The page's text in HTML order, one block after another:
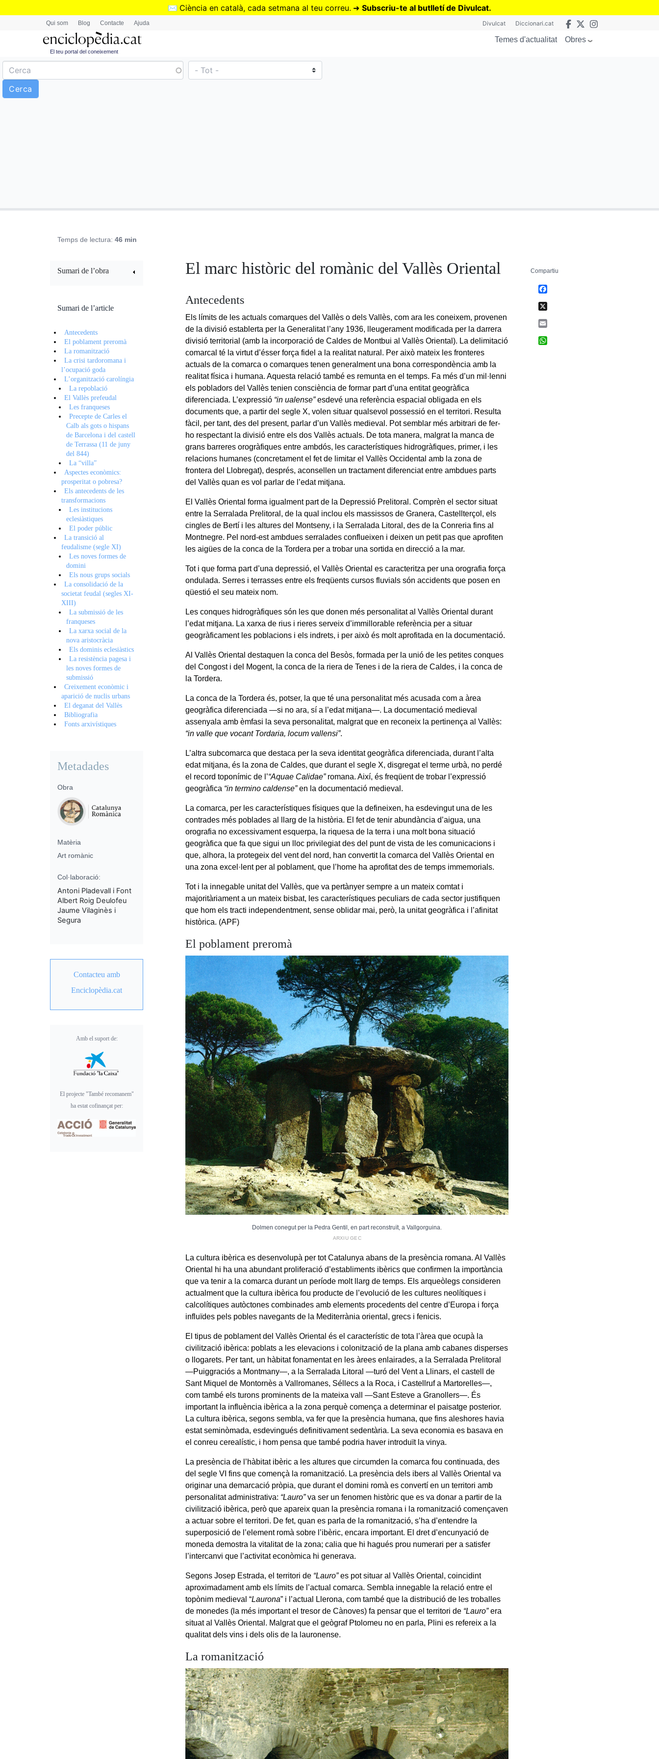
Vés
✉️ Ciència en català, cada setmana al teu correu. ➜ Subscriu-te al butlletí de Divulcat.
Qui som Blog Contacte Ajuda Divulcat Diccionari.cat
El teu portal del coneixement
Temes d'actualitat Obres
Temps de lectura: 46 min
El marc històric del romànic del Vallès Oriental
Antecedents
Els límits de les actuals comarques del Vallès o dels Vallès, com ara les coneixem, provenen
de la divisió establerta per la Generalitat l’any 1936, lleugerament modificada per la darrera
divisió territorial (amb la incorporació de Caldes de Montbui al Vallès Oriental). La delimitació
comarcal té la virtut d’ésser força fidel a la realitat natural. Per això mateix les fronteres
actuals de la comarca o comarques tenen generalment una bona correspondència amb la
realitat física i humana. Aquesta relació també es remunta en el temps. Fa més d’un mil·lenni
els pobladors del Vallès tenien consciència de formar part d’una entitat geogràfica
diferenciada. L’expressió “in ualense”esdevé una referència espacial obligada en els
documents que, a partir del segle X, volen situar qualsevol possessió en el territori. Resulta
fàcil, per tant, des del present, parlar d’un Vallès medieval. Pot semblar més arbitrari de fer-
ho respectant la divisió entre els dos Vallès actuals. De tota manera, malgrat la manca de
grans barreres orogràfiques entre ambdós, les característiques hidrogràfiques, primer, i les
relacions humanes (concretament el fet de limitar el Vallès Occidental amb la zona de
frontera del Llobregat), després, aconsellen un tractament diferenciat entre ambdues parts
del Vallès quan es vol parlar de l’edat mitjana.
El Vallès Oriental forma igualment part de la Depressió Prelitoral. Comprèn el sector situat
entre la Serralada Prelitoral, de la qual inclou els massissos de Granera, Castellterçol, els
cingles de Bertí i les altures del Montseny, i la Serralada Litoral, des de la Conreria fins al
Montnegre. Pel nord-est ambdues serralades conflueixen i deixen un petit pas que aprofiten
les aigües de la conca de la Tordera per a trobar una sortida en direcció a la mar.
Tot i que forma part d’una depressió, el Vallès Oriental es caracteritza per una orografia força
ondulada. Serres i terrasses entre els freqüents cursos fluvials són accidents que posen en
qüestió el seu mateix nom.
Les conques hidrogràfiques són les que donen més personalitat al Vallès Oriental durant
l’edat mitjana. La xarxa de rius i rieres serveix d’immillorable referència per a situar
geogràficament les poblacions i els indrets, i per això és molt aprofitada en la documentació.
Al Vallès Oriental destaquen la conca del Besòs, formada per la unió de les petites conques
del Congost i del Mogent, la conca de la riera de Tenes i de la riera de Caldes, i la conca de
la Tordera.
La conca de la Tordera és, potser, la que té una personalitat més acusada com a àrea
geogràfica diferenciada —si no ara, sí a l’edat mitjana—. La documentació medieval
assenyala amb èmfasi la seva personalitat, malgrat que en reconeix la pertinença al Vallès:
“in valle que vocant Tordaria, locum vallensi”.
L’altra subcomarca que destaca per la seva identitat geogràfica diferenciada, durant l’alta
edat mitjana, és la zona de Caldes, que durant el segle X, disgregat el terme urbà, no perdé
el record toponímic de l’“Aquae Calidae”romana. Així, és freqüent de trobar l’expressió
geogràfica “in termino caldense”en la documentació medieval.
La comarca, per les característiques físiques que la defineixen, ha esdevingut una de les
contrades més poblades al llarg de la història. El fet de tenir abundància d’aigua, una
orografia no excessivament esquerpa, la riquesa de la terra i una molt bona situació
geogràfica que fa que sigui un lloc privilegiat des del punt de vista de les comunicacions i
que, alhora, la protegeix del vent del nord, han convertit la comarca del Vallès Oriental en
una zona excel·lent per al poblament, que l’home ha aprofitat des de temps immemorials.
Tot i la innegable unitat del Vallès, que va pertànyer sempre a un mateix comtat i
majoritàriament a un mateix bisbat, les característiques peculiars de cada sector justifiquen
que hom els tracti independentment, sense oblidar mai, però, la unitat geogràfica i l’afinitat
històrica. (APF)
El poblament preromà
Dolmen conegut per la Pedra Gentil, en part reconstruït, a Vallgorguina.
ARXIU GEC
La cultura ibèrica es desenvolupà per tot Catalunya abans de la presència romana. Al Vallès
Oriental hi ha una abundant proliferació d’establiments ibèrics que confirmen la importància
que va tenir a la comarca durant un període molt llarg de temps. Els arqueòlegs consideren
actualment que la cultura ibèrica fou producte de l’evolució de les cultures neolítiques i
calcolítiques autòctones combinades amb elements procedents del centre d’Europa i força
influïdes pels pobles navegants de la Mediterrània oriental, grecs i fenicis.
El tipus de poblament del Vallès Oriental és el característic de tota l’àrea que ocupà la
civilització ibèrica: poblats a les elevacions i colonització de la plana amb cabanes disperses
o llogarets. Per tant, un hàbitat fonamentat en les àrees enlairades, a la Serralada Prelitoral
—Puiggraciós a Montmany—, a la Serralada Litoral —turó del Vent a Llinars, el castell de
Sant Miquel de Montornès a Vallromanes, Séllecs a la Roca, i Castellruf a Martorelles—,
com també els turons prominents de la mateixa vall —Sant Esteve a Granollers—. És
important la influència ibèrica a la zona perquè comença a determinar el paisatge posterior.
La cultura ibèrica, segons sembla, va fer que la presència humana, que fins aleshores havia
estat seminòmada, esdevingués definitivament sedentària. La seva economia es basava en
el conreu cerealístic, i hom pensa que també podria haver introduït la vinya.
La presència de l’hàbitat ibèric a les altures que circumden la comarca fou continuada, des
del segle VI fins que començà la romanització. La presència dels ibers al Vallès Oriental va
originar una demarcació pròpia, que durant el domini romà es convertí en un territori amb
personalitat administrativa: “Lauro”va ser un fenomen històric que es va donar a partir de la
civilització ibèrica, però que apareix quan la presència romana i la romanització començaven
a actuar sobre el territori. De fet, quan es parla de la romanització, s’ha d’entendre la
superposició de l’element romà sobre l’ibèric, encara important. El dret d’encunyació de
moneda demostra la vitalitat de la zona; calia que hi hagués prou numerari per a satisfer
l’intercanvi que l’activitat econòmica hi generava.
Segons Josep Estrada, el territori de “Lauro”es pot situar al Vallès Oriental, coincidint
aproximadament amb els límits de l’actual comarca. Sembla innegable la relació entre el
topònim medieval “Laurona” i l’actual Llerona, com també que la distribució de les troballes
de monedes (la més important el tresor de Cànoves) fa pensar que el territori de “Lauro”era
situat al Vallès Oriental. Malgrat que el geògraf Ptolomeu no en parla, Plini es refereix a la
qualitat dels vins i dels olis de la lauronense.
La romanització
Sumari de l’obra
Sumari de l’article
Antecedents
El poblament preromà
La romanització
La crisi tardoromana i
l’ocupació goda
L’organització carolíngia
La repoblació
El Vallès prefeudal
Les franqueses
Precepte de Carles el
Calb als gots o hispans
de Barcelona i del castell
de Terrassa (11 de juny
del 844)
La “villa”
Aspectes econòmics:
prosperitat o pobresa?
Els antecedents de les
transformacions
Les institucions
eclesiàstiques
El poder públic
La transició al
feudalisme (segle XI)
Les noves formes de
domini
Els nous grups socials
La consolidació de la
societat feudal (segles XI-
XIII)
La submissió de les
franqueses
La xarxa social de la
nova aristocràcia
Els dominis eclesiàstics
La resistència pagesa i
les noves formes de
submissió
Creixement econòmic i
aparició de nuclis urbans
El deganat del Vallès
Bibliografia
Fonts arxivístiques
Metadades
Obra
Matèria
Art romànic
Col·laboració:
Antoni Pladevall i Font
Albert Roig Deulofeu
Jaume Vilaginès i
Segura
Contacteu amb
Enciclopèdia.cat
Amb el suport de:
El projecte "També recomanem"
ha estat cofinançat per:
Compartiu